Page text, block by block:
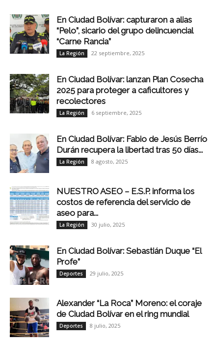
En Ciudad Bolívar: capturaron a alias
“Pelo”, sicario del grupo delincuencial
“Carne Rancia”
La Región 22 septiembre, 2025
En Ciudad Bolívar: lanzan Plan Cosecha
2025 para proteger a caficultores y
recolectores
La Región 6 septiembre, 2025
En Ciudad Bolívar: Fabio de Jesús Berrío
Durán recupera la libertad tras 50 días...
La Región 8 agosto, 2025
NUESTRO ASEO – E.S.P. informa los
costos de referencia del servicio de
aseo para...
La Región 30 julio, 2025
En Ciudad Bolívar: Sebastián Duque “El
Profe”
Deportes 29 julio, 2025
Alexander “La Roca” Moreno: el coraje
de Ciudad Bolívar en el ring mundial
Deportes 8 julio, 2025